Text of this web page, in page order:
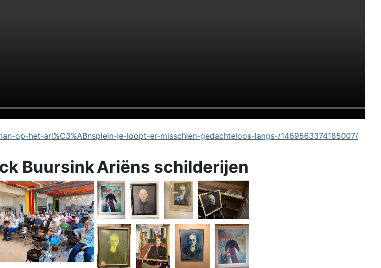
op-het-ari%C3%ABnsplein-je-loopt-er-misschien-gedachteloos-langs-/1469563374185007/
BuursinkAriëns schilderijen